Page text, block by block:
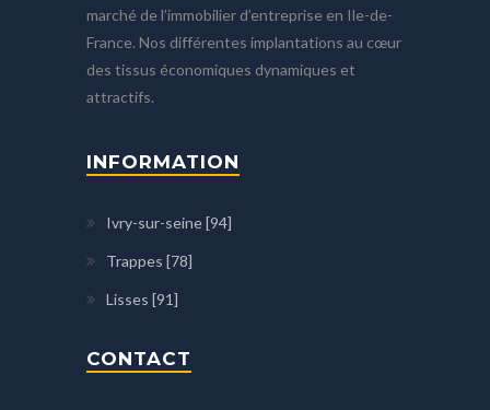
marché de l’immobilier d’entreprise en Ile-de-
France. Nos différentes implantations au cœur
des tissus économiques dynamiques et
attractifs.
INFORMATION
Ivry-sur-seine [94]
Trappes [78]
Lisses [91]
CONTACT